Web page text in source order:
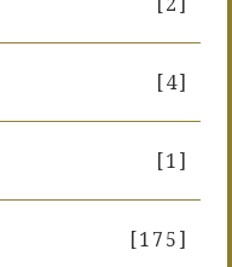
[4]
[1]
[175]